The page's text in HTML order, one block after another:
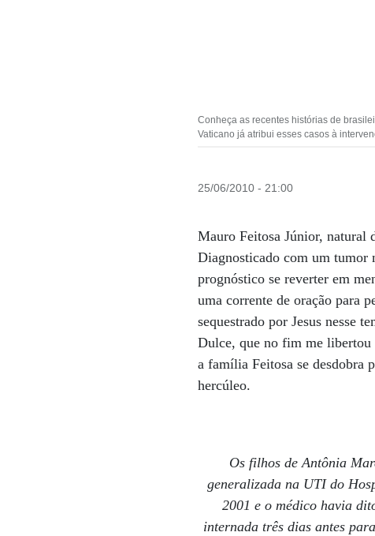
Conheça as recentes histórias de
Vaticano já atribui esses casos à
25/06/2010 - 21:00
Mauro Feitosa Júnior, natural
Diagnosticado com um tumor
prognóstico se reverter em
uma corrente de oração para
sequestrado por Jesus nesse
Dulce, que no fim me libertou
a família Feitosa se desdobra
hercúleo.
Os filhos de Antônia
generalizada na UTI do
2001 e o médico havia
internada três dias antes